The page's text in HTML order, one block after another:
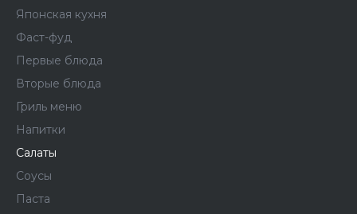
Японская кухня
Фаст-фуд
Первые блюда
Вторые блюда
Гриль меню
Напитки
Салаты
Соусы
Паста